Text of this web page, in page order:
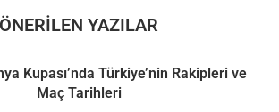
ÖNERILEN YAZILAR
Kupası’nda Türkiye’nin Rakipleri ve
Maç Tarihleri